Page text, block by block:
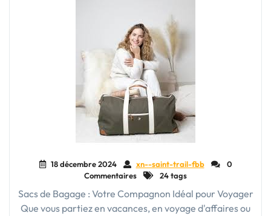
18 décembre 2024 xn--saint-trail-fbb
0
Commentaires
24 tags
Sacs de Bagage : Votre Compagnon Idéal pour Voyager
Que vous partiez en vacances, en voyage d'affaires ou